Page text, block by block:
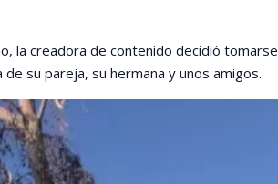
la creadora de contenido decidió tomarse
su pareja, su hermana y unos amigos.